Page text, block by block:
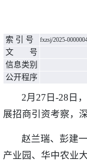
索 引 号
fxzsj/2025-
文 号
信息类别
公开程序
2月27日-28日
展招商引资考察，
赵兰瑞、彭建
产业园、华中农业